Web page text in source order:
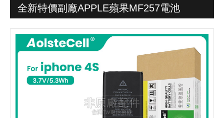
全新特價副廠APPLE蘋果MF257電池